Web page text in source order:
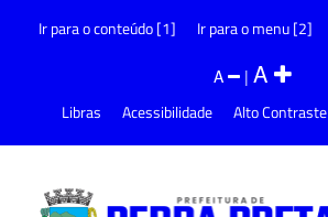
Ir para o conteúdo [1] Ir para o menu [2]
A |A
Libras Acessibilidade Alto Contraste